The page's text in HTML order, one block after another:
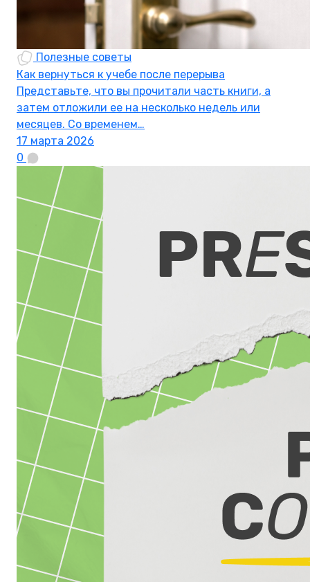
Полезные советы
Как вернуться к учебе после перерыва
Представьте, что вы прочитали часть книги, а
затем отложили ее на несколько недель или
месяцев. Со временем…
17 марта 2026
0